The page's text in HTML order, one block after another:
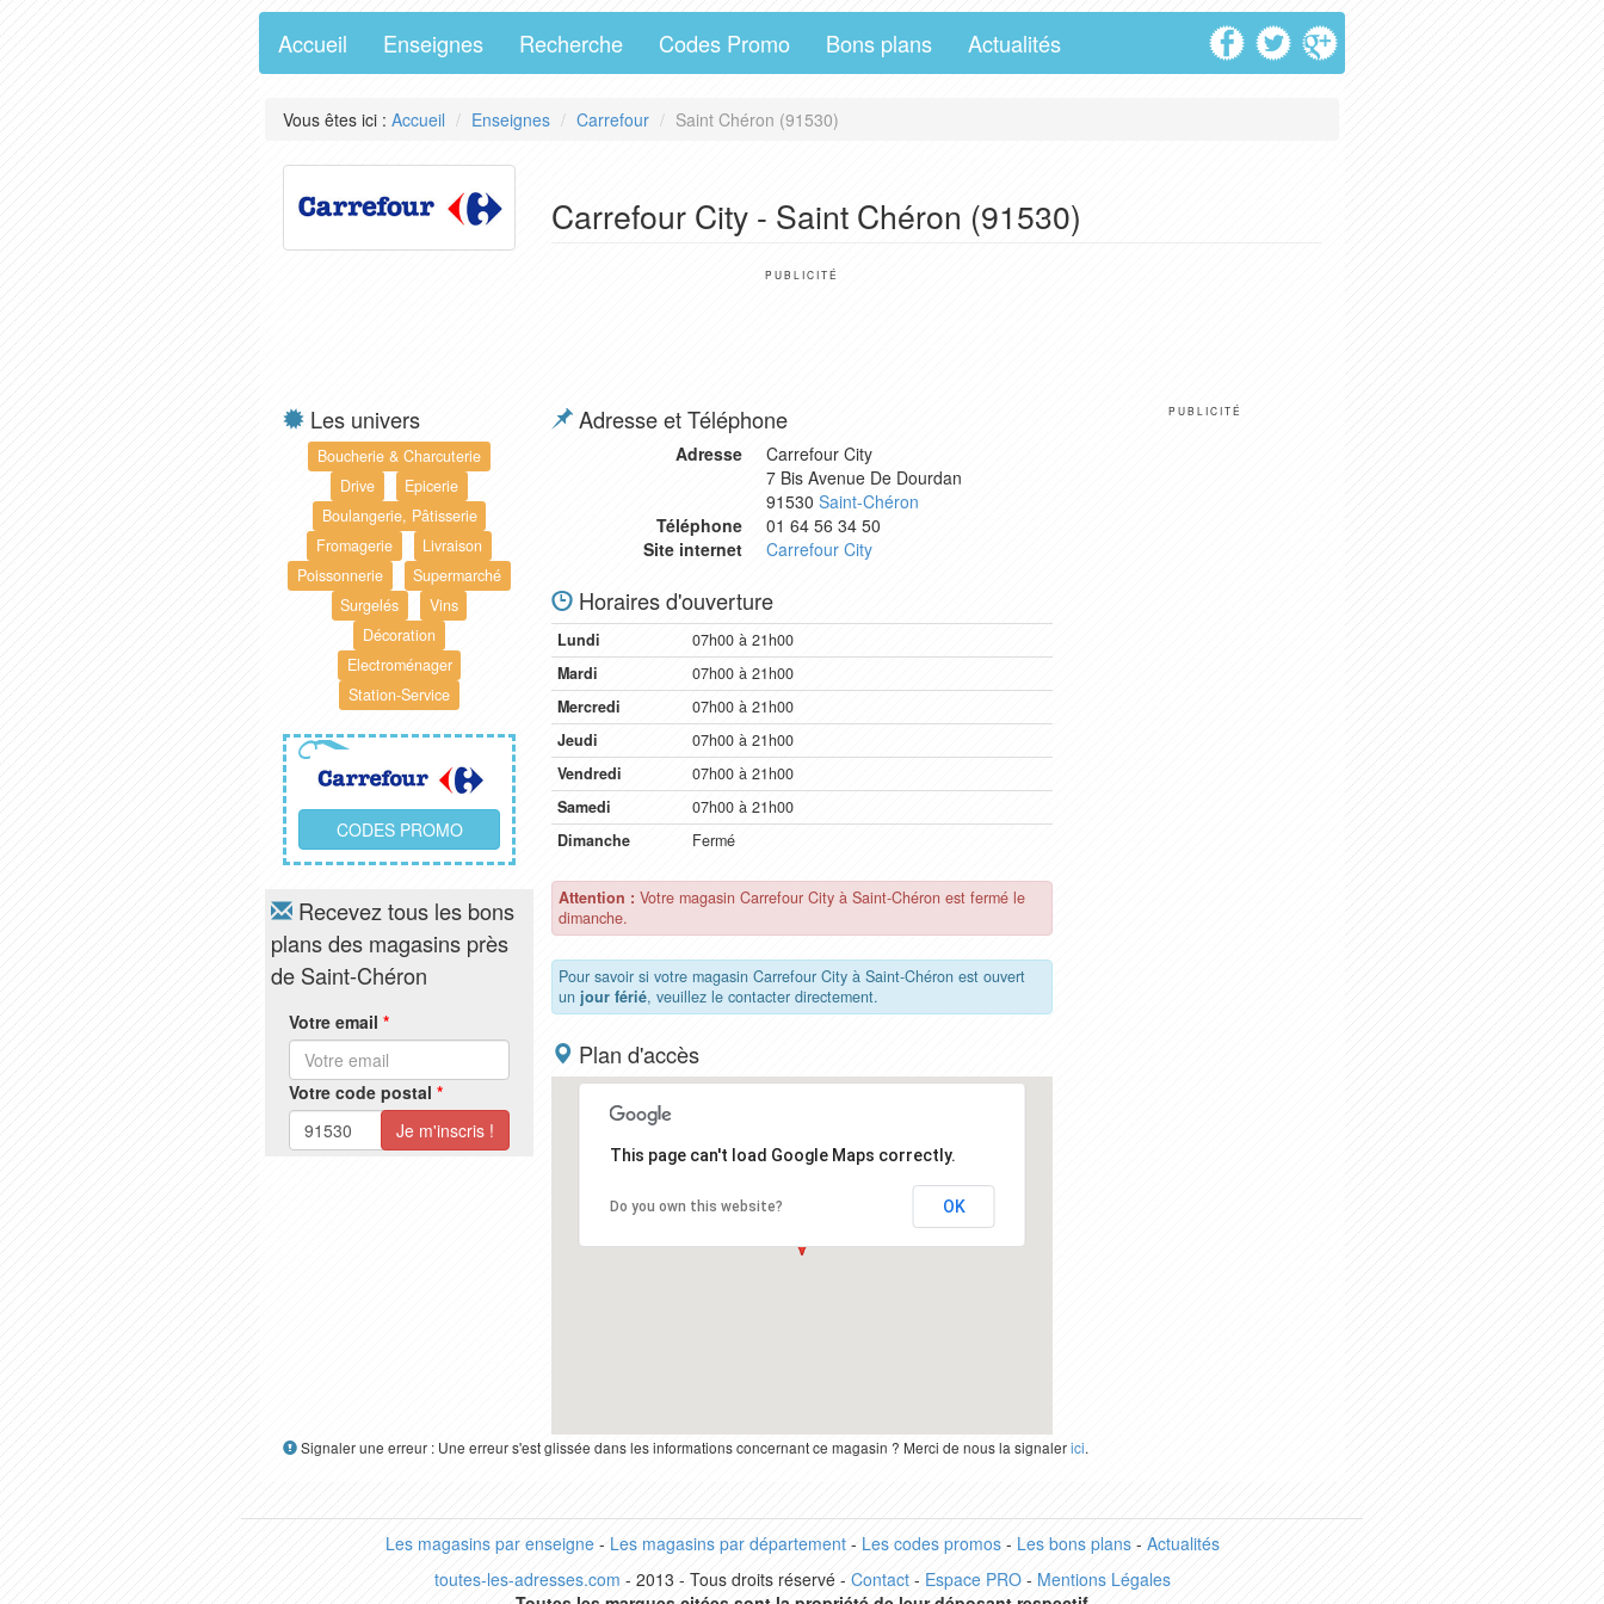
Accueil Enseignes Recherche Codes Promo Bons plans Actualités
Vous êtes ici : Accueil Enseignes Carrefour Saint Chéron (91530)
Carrefour City - Saint Chéron (91530)
PUBLICITÉ
Les univers
Boucherie & Charcuterie
Drive
Epicerie
Boulangerie, Pâtisserie
Fromagerie
Livraison
Poissonnerie
Supermarché
Surgelés
Vins
Décoration
Electroménager
Station-Service
CODES PROMO
Recevez tous les bons
plans des magasins près
de Saint-Chéron
Votre email *
Votre code postal *
Adresse et Téléphone
Adresse
Carrefour City
7 Bis Avenue De Dourdan
91530 Saint-Chéron
Téléphone
01 64 56 34 50
Site internet
Carrefour City
Horaires d'ouverture
Lundi
07h00 à 21h00
Mardi
07h00 à 21h00
Mercredi
07h00 à 21h00
Jeudi
07h00 à 21h00
Vendredi
07h00 à 21h00
Samedi
07h00 à 21h00
Dimanche
Fermé
Attention : Votre magasin Carrefour City à Saint-Chéron est fermé le
dimanche.
Pour savoir si votre magasin Carrefour City à Saint-Chéron est ouvert
un jour férié, veuillez le contacter directement.
Plan d'accès
This page can't load Google Maps correctly.
Do you own this website? OK
PUBLICITÉ
Signaler une erreur : Une erreur s'est glissée dans les informations concernant ce magasin ? Merci de nous la signalerici.
Les magasins par enseigne- Les magasins par département- Les codes promos- Les bons plans- Actualités
toutes-les-adresses.com - 2013 - Tous droits réservé - Contact- Espace PRO- Mentions Légales